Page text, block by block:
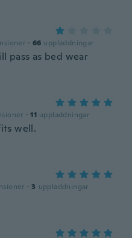
· 66 uppladdningar
pass as bed wear
· 11 uppladdningar
well.
· 3 uppladdningar